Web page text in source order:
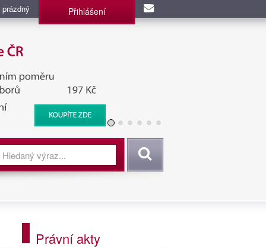
Přihlášení
BIS, Zpravodajské
Vyhledat
Právní akty